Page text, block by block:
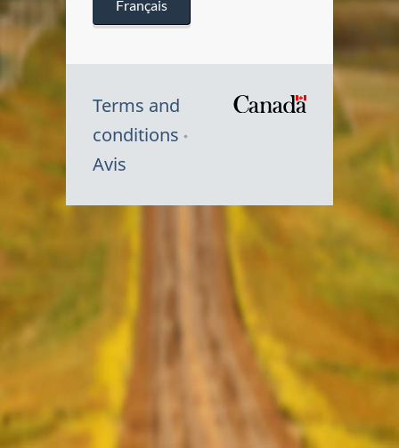
Français
Terms and
conditions
Avis
Symbole
Canada